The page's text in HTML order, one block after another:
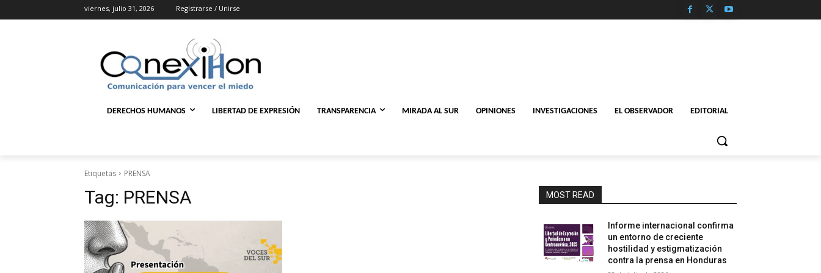
viernes, julio 31, 2026 Registrarse / Unirse
DERECHOS HUMANOS LIBERTAD DE EXPRESIÓN TRANSPARENCIA MIRADA AL SUR OPINIONES INVESTIGACIONES EL OBSERVADOR EDITORIAL
Etiquetas PRENSA
Tag: PRENSA MOST READ
Informe internacional confirma
un entorno de creciente
hostilidad y estigmatización
contra la prensa en Honduras